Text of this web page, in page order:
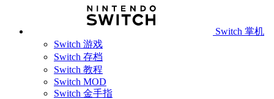
Switch 掌机
Switch 游戏
Switch 存档
Switch 教程
Switch MOD
Switch 金手指